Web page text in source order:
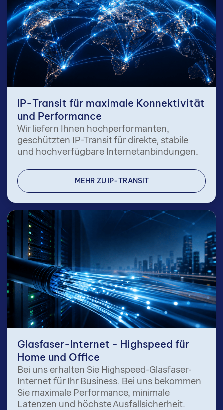
IP-Transit für maximale Konnektivität
und Performance
Wir liefern Ihnen hochperformanten,
geschützten IP-Transit für direkte, stabile
und hochverfügbare Internetanbindungen.
MEHR ZU IP-TRANSIT
Glasfaser-Internet - Highspeed für
Home und Office
Bei uns erhalten Sie Highspeed-Glasfaser-
Internet für Ihr Business. Bei uns bekommen
Sie maximale Performance, minimale
Latenzen und höchste Ausfallsicherheit.